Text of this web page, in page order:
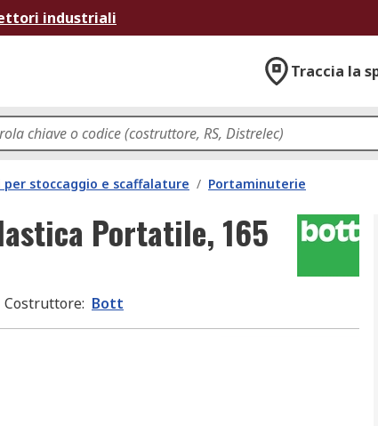
industriali
Traccia la
per stoccaggio e scaffalature / Portaminuterie
Portatile, 165
Costruttore: Bott